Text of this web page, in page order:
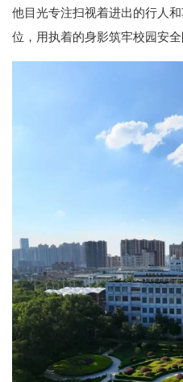
他目光专注扫视着进出的行人
位，用执着的身影筑牢校园安全